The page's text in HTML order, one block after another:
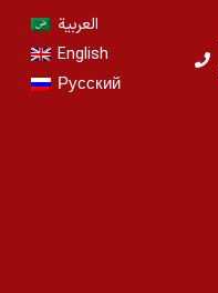
Перейти
содержимому
العربية
English
Русский